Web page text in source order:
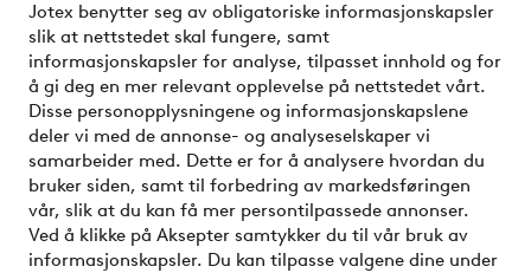
Jotex benytter seg av obligatoriske informasjonskapsler
slik at nettstedet skal fungere, samt
informasjonskapsler for analyse, tilpasset innhold og for
å gi deg en mer relevant opplevelse på nettstedet vårt.
Disse personopplysningene og informasjonskapslene
deler vi med de annonse- og analyseselskaper vi
samarbeider med. Dette er for å analysere hvordan du
bruker siden, samt til forbedring av markedsføringen
vår, slik at du kan få mer persontilpassede annonser.
Ved å klikke på Aksepter samtykker du til vår bruk av
informasjonskapsler. Du kan tilpasse valgene dine under
Venner
Sikre betalinger - Betal direkte eller del opp
Vil du vite mer om våre betalingsalternativer?
elpy